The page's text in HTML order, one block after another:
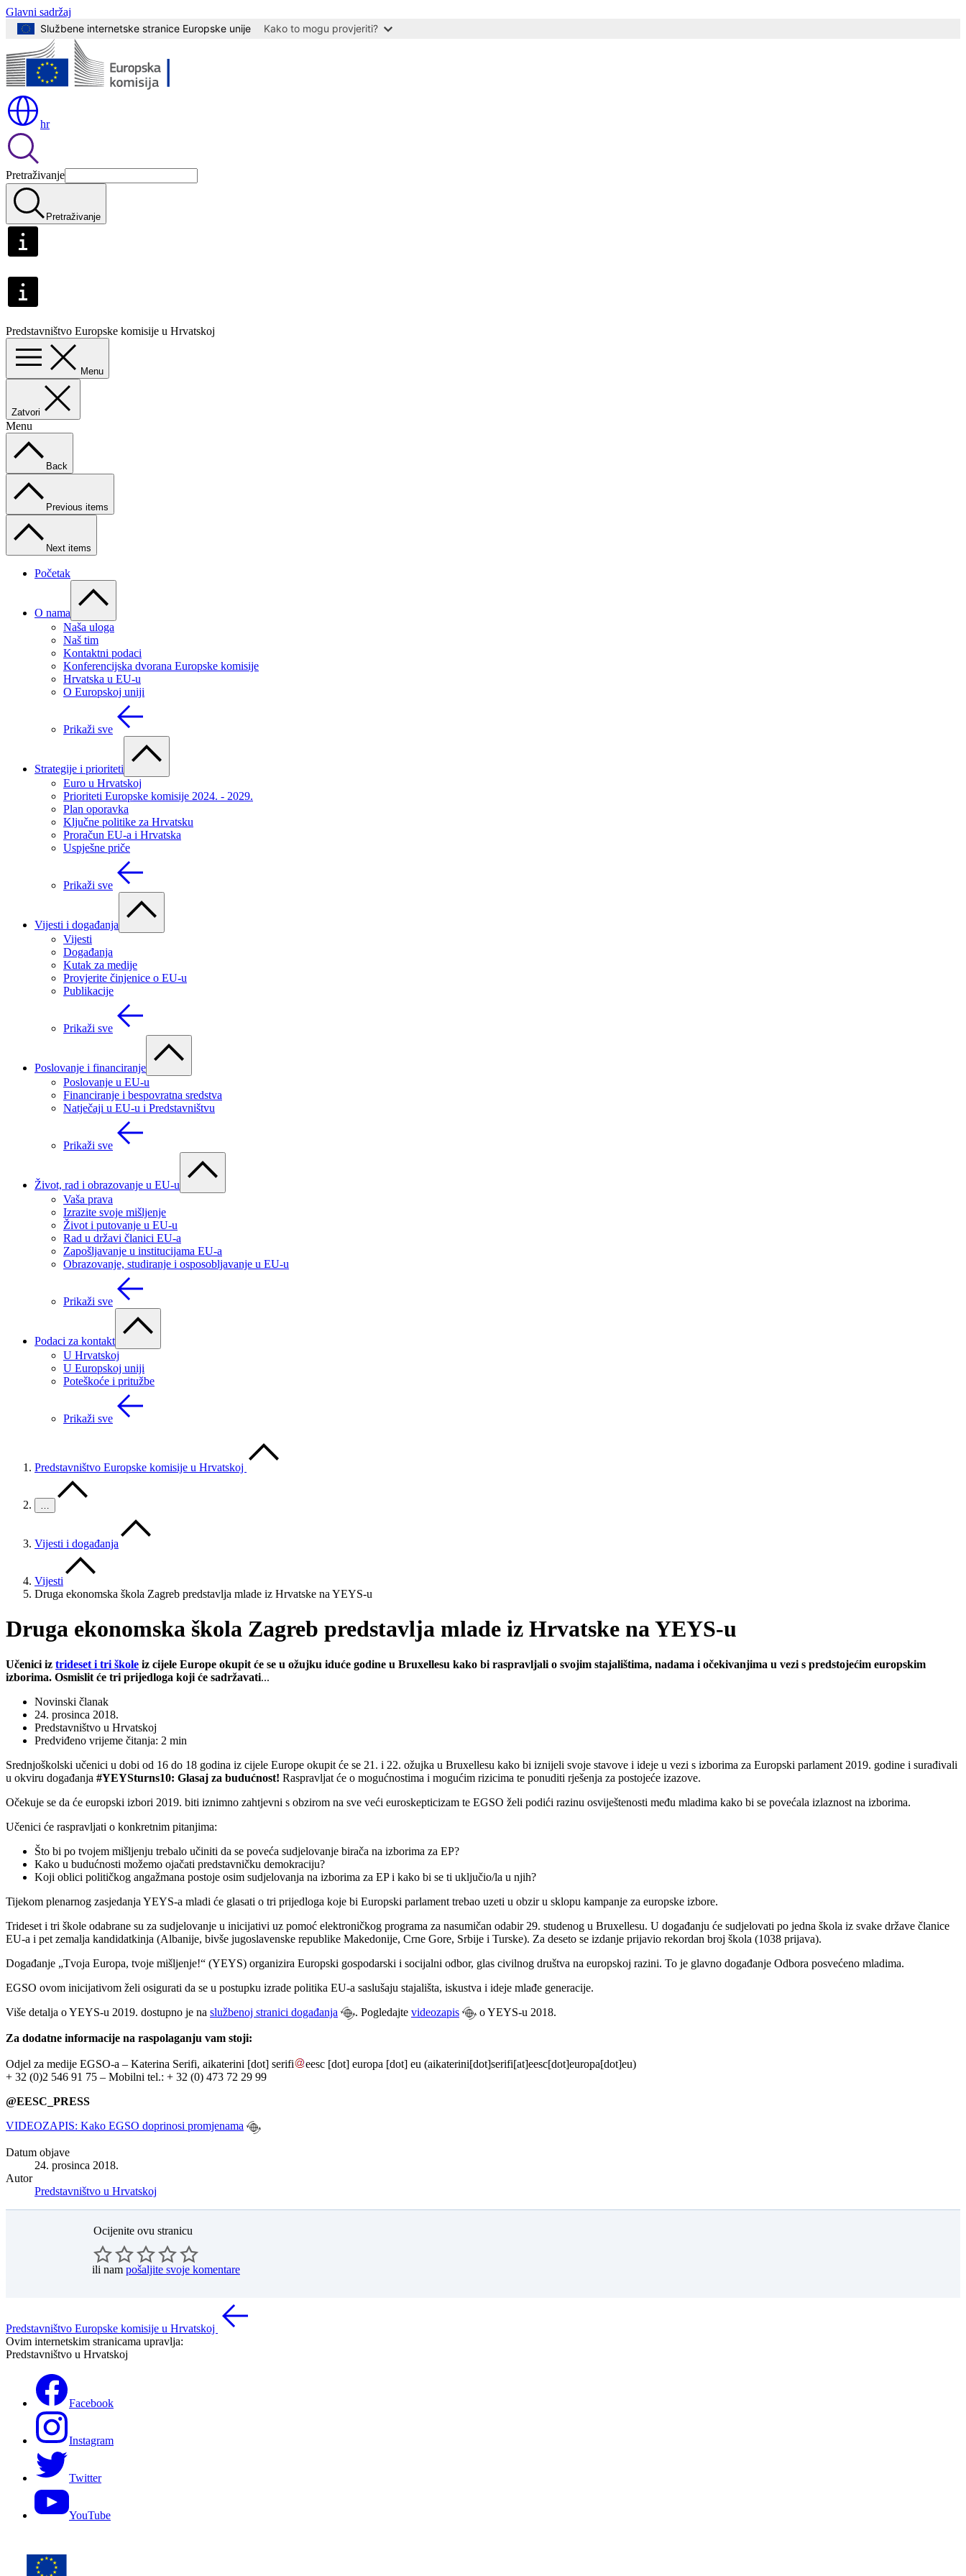
Glavni sadržaj
Službene internetske stranice Europske unije
Kako to mogu provjeriti?
hr
Pretraživanje
Pretraživanje
Predstavništvo Europske komisije u Hrvatskoj
Menu
Zatvori
Menu
Back
Previous items
Next items
Početak
O nama
Naša uloga
Naš tim
Kontaktni podaci
Konferencijska dvorana Europske komisije
Hrvatska u EU-u
O Europskoj uniji
Prikaži sve
Strategije i prioriteti
Euro u Hrvatskoj
Prioriteti Europske komisije 2024. - 2029.
Plan oporavka
Ključne politike za Hrvatsku
Proračun EU-a i Hrvatska
Uspješne priče
Prikaži sve
Vijesti i događanja
Vijesti
Događanja
Kutak za medije
Provjerite činjenice o EU-u
Publikacije
Prikaži sve
Poslovanje i financiranje
Poslovanje u EU-u
Financiranje i bespovratna sredstva
Natječaji u EU-u i Predstavništvu
Prikaži sve
Život, rad i obrazovanje u EU-u
Vaša prava
Izrazite svoje mišljenje
Život i putovanje u EU-u
Rad u državi članici EU-a
Zapošljavanje u institucijama EU-a
Obrazovanje, studiranje i osposobljavanje u EU-u
Prikaži sve
Podaci za kontakt
U Hrvatskoj
U Europskoj uniji
Poteškoće i pritužbe
Prikaži sve
Predstavništvo Europske komisije u Hrvatskoj
…
Vijesti i događanja
Vijesti
Druga ekonomska škola Zagreb predstavlja mlade iz Hrvatske na YEYS-u
Druga ekonomska škola Zagreb predstavlja mlade iz Hrvatske na YEYS-u
Učenici iz trideset i tri škole iz cijele Europe okupit će se u ožujku iduće godine u Bruxellesu kako bi raspravljali o svojim stajalištima, nadama i očekivanjima u vezi s predstojećim europskim
izborima. Osmislit će tri prijedloga koji će sadržavati...
Novinski članak
24. prosinca 2018.
Predstavništvo u Hrvatskoj
Predviđeno vrijeme čitanja: 2 min
Srednjoškolski učenici u dobi od 16 do 18 godina iz cijele Europe okupit će se 21. i 22. ožujka u Bruxellesu kako bi iznijeli svoje stavove i ideje u vezi s izborima za Europski parlament 2019. godine i surađivali
u okviru događanja #YEYSturns10: Glasaj za budućnost! Raspravljat će o mogućnostima i mogućim rizicima te ponuditi rješenja za postojeće izazove.
Očekuje se da će europski izbori 2019. biti iznimno zahtjevni s obzirom na sve veći euroskepticizam te EGSO želi podići razinu osviještenosti među mladima kako bi se povećala izlaznost na izborima.
Učenici će raspravljati o konkretnim pitanjima:
Što bi po tvojem mišljenju trebalo učiniti da se poveća sudjelovanje birača na izborima za EP?
Kako u budućnosti možemo ojačati predstavničku demokraciju?
Koji oblici političkog angažmana postoje osim sudjelovanja na izborima za EP i kako bi se ti uključio/la u njih?
Tijekom plenarnog zasjedanja YEYS-a mladi će glasati o tri prijedloga koje bi Europski parlament trebao uzeti u obzir u sklopu kampanje za europske izbore.
Trideset i tri škole odabrane su za sudjelovanje u inicijativi uz pomoć elektroničkog programa za nasumičan odabir 29. studenog u Bruxellesu. U događanju će sudjelovati po jedna škola iz svake države članice
EU-a i pet zemalja kandidatkinja (Albanije, bivše jugoslavenske republike Makedonije, Crne Gore, Srbije i Turske). Za deseto se izdanje prijavio rekordan broj škola (1038 prijava).
Događanje „Tvoja Europa, tvoje mišljenje!“ (YEYS) organizira Europski gospodarski i socijalni odbor, glas civilnog društva na europskoj razini. To je glavno događanje Odbora posvećeno mladima.
EGSO ovom inicijativom želi osigurati da se u postupku izrade politika EU-a saslušaju stajališta, iskustva i ideje mlađe generacije.
Više detalja o YEYS-u 2019. dostupno je na službenoj stranici događanja . Pogledajte videozapis o YEYS-u 2018.
Za dodatne informacije na raspolaganju vam stoji:
Odjel za medije EGSO-a – Katerina Serifi, aikaterini [dot] serifi eesc [dot] europa [dot] eu (aikaterini[dot]serifi[at]eesc[dot]europa[dot]eu)
+ 32 (0)2 546 91 75 – Mobilni tel.: + 32 (0) 473 72 29 99
@EESC_PRESS
VIDEOZAPIS: Kako EGSO doprinosi promjenama
Datum objave
24. prosinca 2018.
Autor
Predstavništvo u Hrvatskoj
Ocijenite ovu stranicu
ili nam pošaljite svoje komentare
Predstavništvo Europske komisije u Hrvatskoj
Ovim internetskim stranicama upravlja:
Predstavništvo u Hrvatskoj
Facebook
Instagram
Twitter
YouTube